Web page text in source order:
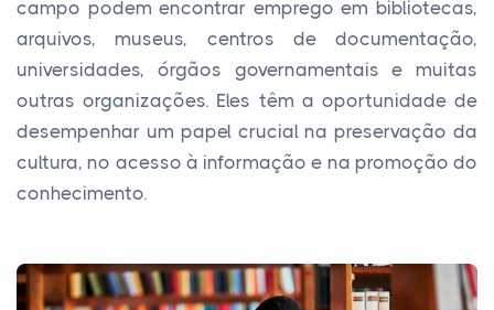
campo podem encontrar emprego em bibliotecas,
arquivos, museus, centros de documentação,
universidades, órgãos governamentais e muitas
outras organizações. Eles têm a oportunidade de
desempenhar um papel crucial na preservação da
cultura, no acesso à informação e na promoção do
conhecimento.